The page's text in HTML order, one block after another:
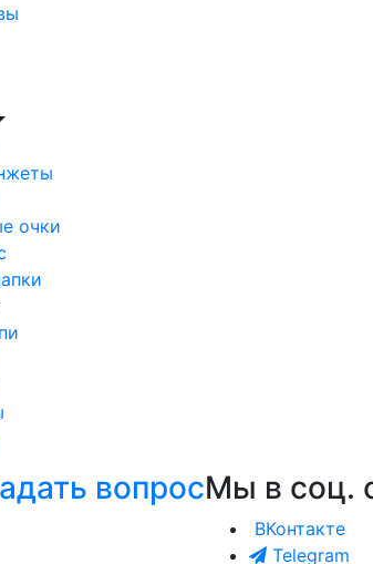
очки
вопросМы в соц.
ВКонтакте
Telegram